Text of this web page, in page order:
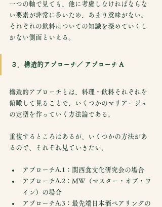
一つの軸で見ても、他に考慮しなければならな
い要素が非常に多いため、あまり意味がない。
それぞれの飲料についての知識を深めていくし
かない側面といえる。
３．構造的アプローチ／ アプローチ A
構造的アプローチとは、料理・飲料それぞれを
俯瞰して見ることで、いくつかのマリアージュ
の定型を作っていく方法論である。
重複するところはあるが、いくつかの方法があ
るので、それぞれ見ていきたい。
アプローチA.1：関西食文化研究会の場合
アプローチA.2：MW（マスター・オブ・ワ
イン）の場合
アプローチA.3：最先端日本酒ペアリングの